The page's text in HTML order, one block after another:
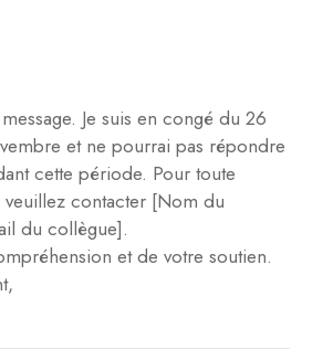
Je suis en congé du 26
et ne pourrai pas répondre
cette période. Pour toute
contacter [Nom du
du collègue].
et de votre soutien.